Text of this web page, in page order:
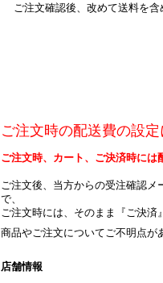
ご注文確認後、改めて送料を
ご注文時の配送費の設
ご注文時、カート、ご決済時には
ご注文後、当方からの受注確認
で、
ご注文時には、そのまま『ご決済
商品やご注文についてご不明点が
店舗情報